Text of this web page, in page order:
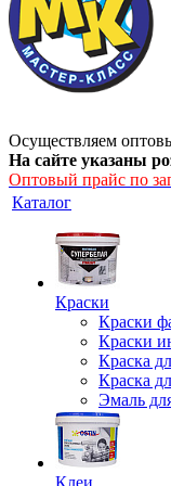
Осуществляем
На сайте указаны
Оптовый прайс по
Каталог
Краски
Краски
Краски
Краска
⁠Краска
Эмаль
Клеи